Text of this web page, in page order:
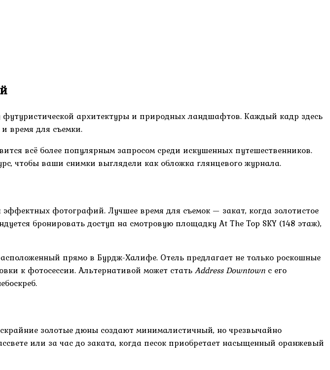
архитектуры и природных ландшафтов. Каждый кадр здесь
время для съемки.
всё более популярным запросом среди искушенных путешественников.
чтобы ваши снимки выглядели как обложка глянцевого журнала.
фотографий. Лучшее время для съемок — закат, когда золотистое
бронировать доступ на смотровую площадку At The Top SKY (148 этаж),
прямо в Бурдж-Халифе. Отель предлагает не только роскошные
к фотосессии. Альтернативой может статьAddress Downtown с его
золотые дюны создают минималистичный, но чрезвычайно
или за час до заката, когда песок приобретает насыщенный оранжевый